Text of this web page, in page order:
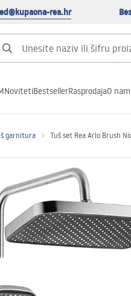
rea.hr
NovitetiBestsellerRasprodajaO
garnitura Tuš set Rea Arlo Brush